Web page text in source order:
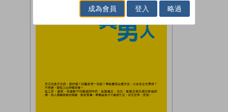
成為會員 登入 略過